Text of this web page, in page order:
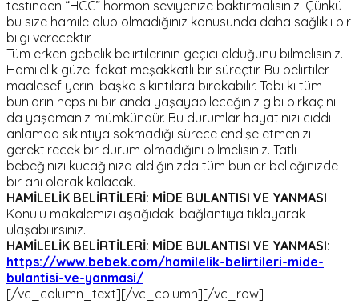
testinden “HCG” hormon seviyenize baktırmalısınız. Çünkü
bu size hamile olup olmadığınız konusunda daha sağlıklı bir
bilgi verecektir.
Tüm erken gebelik belirtilerinin geçici olduğunu bilmelisiniz.
Hamilelik güzel fakat meşakkatli bir süreçtir. Bu belirtiler
maalesef yerini başka sıkıntılara bırakabilir. Tabi ki tüm
bunların hepsini bir anda yaşayabileceğiniz gibi birkaçını
da yaşamanız mümkündür. Bu durumlar hayatınızı ciddi
anlamda sıkıntıya sokmadığı sürece endişe etmenizi
gerektirecek bir durum olmadığını bilmelisiniz. Tatlı
bebeğinizi kucağınıza aldığınızda tüm bunlar belleğinizde
bir anı olarak kalacak.
HAMİLELİK BELİRTİLERİ: MİDE BULANTISI VE YANMASI
Konulu makalemizi aşağıdaki bağlantıya tıklayarak
ulaşabilirsiniz.
HAMİLELİK BELİRTİLERİ: MİDE BULANTISI VE YANMASI:
https://www.bebek.com/hamilelik-belirtileri-mide-
bulantisi-ve-yanmasi/
[/vc_column_text][/vc_column][/vc_row]